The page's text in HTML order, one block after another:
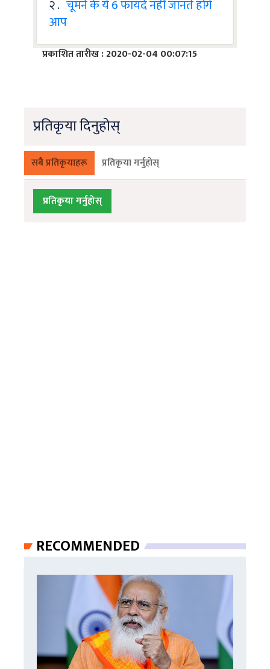
२ . चूमने के ये 6 फायदे नहीं जानते होंगे
आप
प्रकाशित तारीख : 2020-02-04 00:07:15
प्रतिकृया दिनुहोस्
सबै प्रतिकृयाहरू प्रतिकृया गर्नुहोस्
प्रतिकृया गर्नुहोस्
RECOMMENDED